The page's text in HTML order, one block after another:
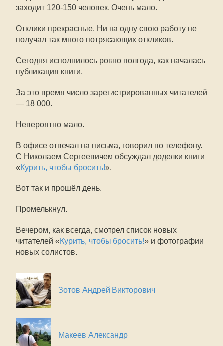
заходит 120-150 человек. Очень мало.
Отклики прекрасные. Ни на одну свою работу не
получал так много потрясающих откликов.
Сегодня исполнилось ровно полгода, как началась
публикация книги.
За это время число зарегистрированных читателей
— 18 000.
Невероятно мало.
В офисе отвечал на письма, говорил по телефону.
С Николаем Сергеевичем обсуждал доделки книги
«Курить, чтобы бросить!».
Вот так и прошёл день.
Промелькнул.
Вечером, как всегда, смотрел список новых
читателей «Курить, чтобы бросить!» и фотографии
новых солистов.
Зотов Андрей Викторович
Макеев Александр